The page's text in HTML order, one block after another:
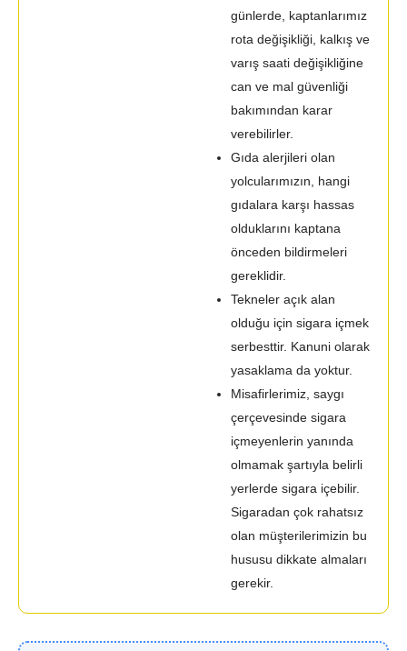
günlerde, kaptanlarımız
rota değişikliği, kalkış ve
varış saati değişikliğine
can ve mal güvenliği
bakımından karar
verebilirler.
Gıda alerjileri olan
yolcularımızın, hangi
gıdalara karşı hassas
olduklarını kaptana
önceden bildirmeleri
gereklidir.
Tekneler açık alan
olduğu için sigara içmek
serbesttir. Kanuni olarak
yasaklama da yoktur.
Misafirlerimiz, saygı
çerçevesinde sigara
içmeyenlerin yanında
olmamak şartıyla belirli
yerlerde sigara içebilir.
Sigaradan çok rahatsız
olan müşterilerimizin bu
hususu dikkate almaları
gerekir.